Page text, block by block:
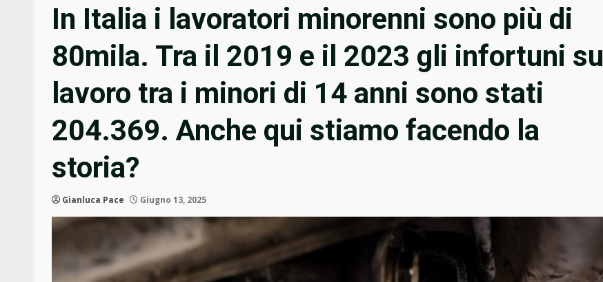
In Italia i lavoratori minorenni sono più di
80mila. Tra il 2019 e il 2023 gli infortuni su
lavoro tra i minori di 14 anni sono stati
204.369. Anche qui stiamo facendo la
storia?
Gianluca Pace Giugno 13, 2025